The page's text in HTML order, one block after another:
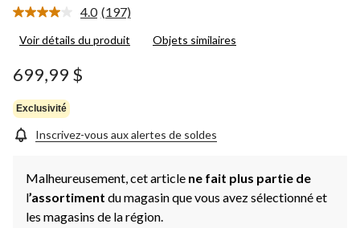
4.0 Lire
197
(197)
Voir détails du produit Objets similaires
699,99 $
Exclusivité
Inscrivez-vous aux alertes de soldes
Malheureusement, cet article ne fait plus partie de
l’assortiment du magasin que vous avez sélectionné et
les magasins de la région.